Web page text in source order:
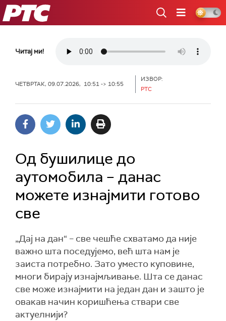
РТС
Читај ми!
ЧЕТВРТАК, 09.07.2026, 10:51 -> 10:55
ИЗВОР:
РТС
Од бушилице до
аутомобила – данас
можете изнајмити готово
све
„Дај на дан“ – све чешће схватамо да није
важно шта поседујемо, већ шта нам је
заиста потребно. Зато уместо куповине,
многи бирају изнајмљивање. Шта се данас
све може изнајмити на један дан и зашто је
овакав начин коришћења ствари све
актуелнији?